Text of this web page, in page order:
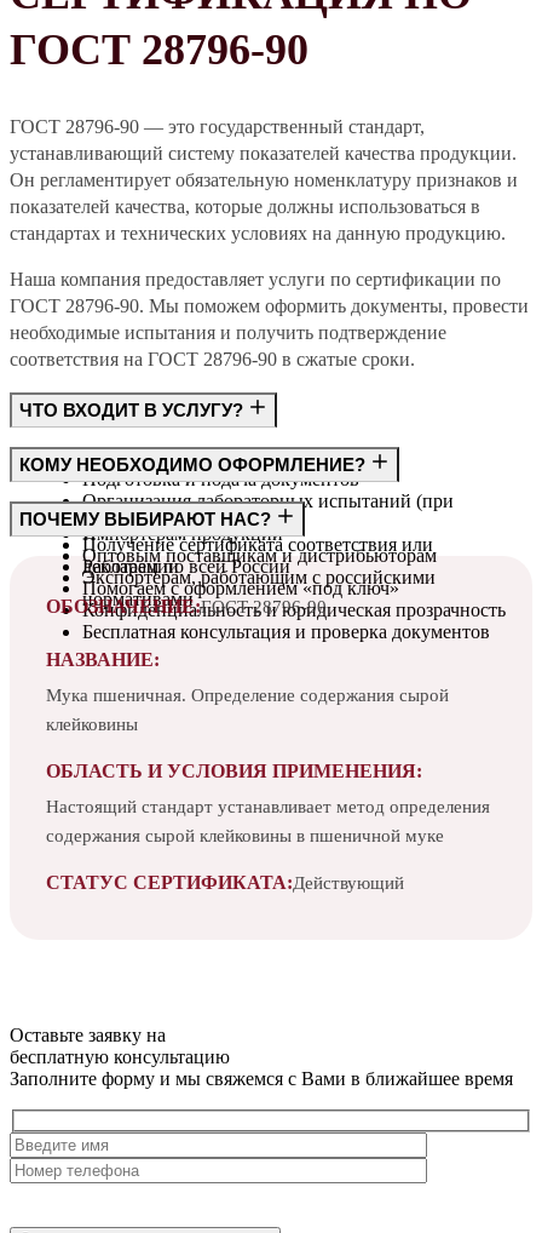
ГОСТ 28796-90
ГОСТ 28796-90 — это государственный стандарт,
устанавливающий систему показателей качества продукции.
Он регламентирует обязательную номенклатуру признаков и
показателей качества, которые должны использоваться в
стандартах и технических условиях на данную продукцию.
Наша компания предоставляет услуги по сертификации по
ГОСТ 28796-90. Мы поможем оформить документы, провести
необходимые испытания и получить подтверждение
соответствия на ГОСТ 28796-90 в сжатые сроки.
ЧТО ВХОДИТ В УСЛУГУ?
Консультация по требованиям ГОСТ
Подготовка и подача документов
Организация лабораторных испытаний (при
необходимости)
Получение сертификата соответствия или
декларации
КОМУ НЕОБХОДИМО ОФОРМЛЕНИЕ?
Производителям
Импортёрам продукции
Оптовым поставщикам и дистрибьюторам
Экспортёрам, работающим с российскими
нормативами
ПОЧЕМУ ВЫБИРАЮТ НАС?
Работаем по всей России
Помогаем с оформлением «под ключ»
Конфиденциальность и юридическая прозрачность
Бесплатная консультация и проверка документов
ОБОЗНАЧЕНИЕ:ГОСТ 28796-90
НАЗВАНИЕ:
Мука пшеничная. Определение содержания сырой
клейковины
ОБЛАСТЬ И УСЛОВИЯ ПРИМЕНЕНИЯ:
Настоящий стандарт устанавливает метод определения
содержания сырой клейковины в пшеничной муке
СТАТУС СЕРТИФИКАТА:Действующий
Оставьте заявку на
бесплатную консультацию
Заполните форму и мы свяжемся с Вами в ближайшее время